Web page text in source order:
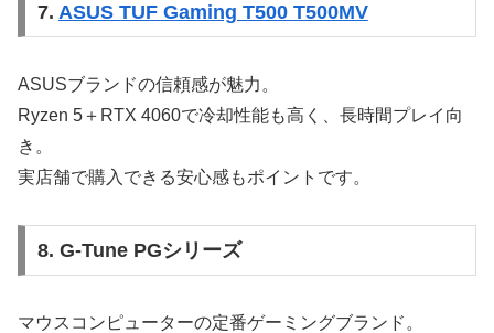
7. ASUS TUF Gaming T500 T500MV
ASUSブランドの信頼感が魅力。
Ryzen 5＋RTX 4060で冷却性能も高く、長時間プレイ向
き。
実店舗で購入できる安心感もポイントです。
8. G-Tune PGシリーズ
マウスコンピューターの定番ゲーミングブランド。